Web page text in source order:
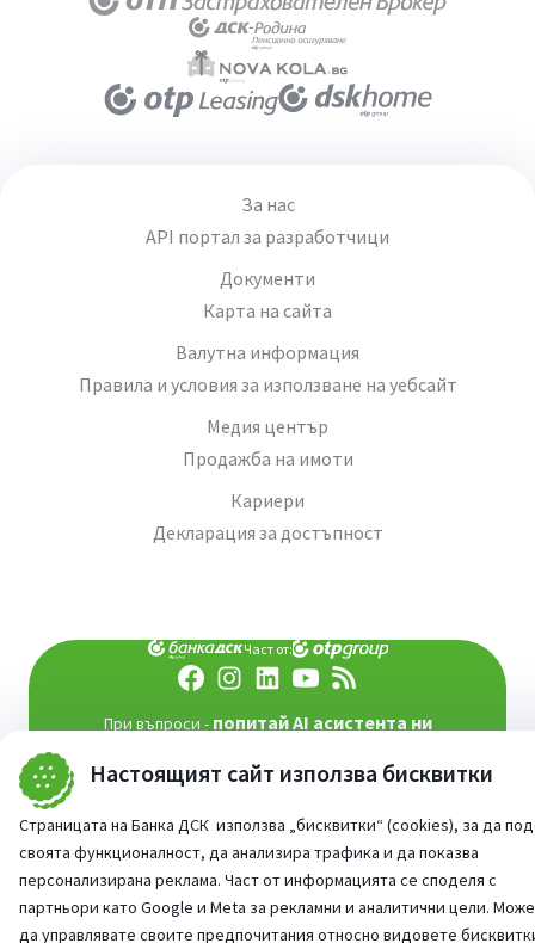
Настоящият сайт използва бисквитки
Страницата на Банка ДСК използва „бисквитки“ (cookies), за да
своята функционалност, да анализира трафика и да показва
персонализирана реклама. Част от информацията се споделя с
партньори като Google и Meta за рекламни и аналитични цели.
да управлявате своите предпочитания относно видовете
За нас
API портал за разработчици
Документи
Карта на сайта
Валутна информация
Правила и условия за използване на уебсайт
Медия център
Продажба на имоти
Кариери
Декларация за достъпност
Част от:
При въпроси - попитай AI асистента ни
Всички права запазени
Сайт от:StudioX